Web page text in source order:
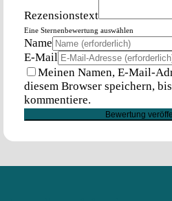
Rezensionstext
Eine Sternenbewertung auswählen
Name
E-Mail
Meinen Namen, E-Mail-
diesem Browser speichern,
kommentiere.